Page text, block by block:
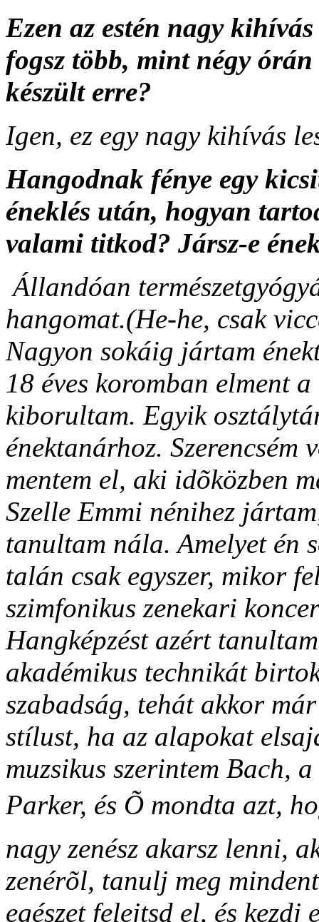
Ezen az estén nagy
fogsz több, mint négy
készült erre?
Igen, ez egy nagy kihívás
Hangodnak fénye egy
éneklés után, hogyan
valami titkod? Jársz-e
Állandóan
hangomat.(He-he, csak
Nagyon sokáig jártam
18 éves koromban elment
kiborultam. Egyik
énektanárhoz.
mentem el, aki idõközben
Szelle Emmi nénihez
tanultam nála. Amelyet én
talán csak egyszer, mikor
szimfonikus zenekari
Hangképzést azért
akadémikus technikát
szabadság, tehát akkor
stílust, ha az alapokat
muzsikus szerintem Bach,
Parker, és Õ mondta azt,
nagy zenész akarsz lenni,
zenérõl, tanulj meg
egészet felejtsd el, és